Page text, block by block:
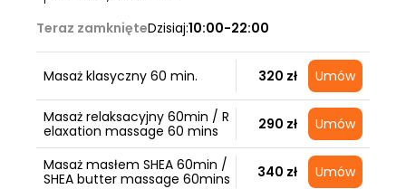
Teraz zamknięteDzisiaj:10:00-22:00
Masaż klasyczny 60 min. 320 zł Umów
Masaż relaksacyjny 60min / R
elaxation massage 60 mins
290 zł Umów
Masaż masłem SHEA 60min /
SHEA butter massage 60mins
340 zł Umów